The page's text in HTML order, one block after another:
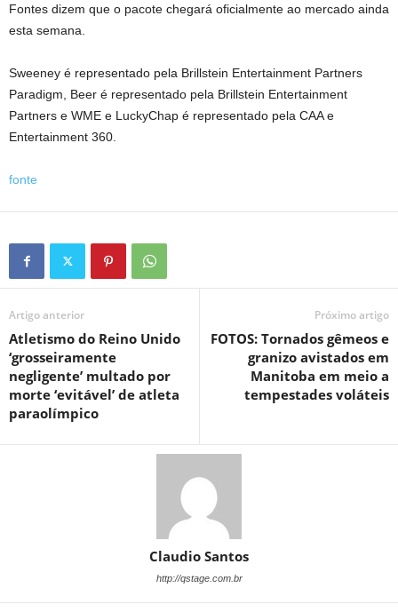
Fontes dizem que o pacote chegará oficialmente ao mercado ainda
esta semana.
Sweeney é representado pela Brillstein Entertainment Partners
Paradigm, Beer é representado pela Brillstein Entertainment
Partners e WME e LuckyChap é representado pela CAA e
Entertainment 360.
fonte
Artigo anterior
Atletismo do Reino Unido
‘grosseiramente
negligente’ multado por
morte ‘evitável’ de atleta
paraolímpico
Próximo artigo
FOTOS: Tornados gêmeos e
granizo avistados em
Manitoba em meio a
tempestades voláteis
Claudio Santos
http://qstage.com.br